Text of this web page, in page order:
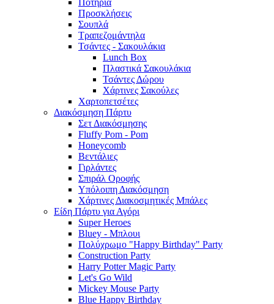
Προσκλήσεις
Σουπλά
Τραπεζομάντηλα
Τσάντες - Σακουλάκια
Lunch Box
Πλαστικά Σακουλάκια
Τσάντες Δώρου
Χάρτινες Σακούλες
Χαρτοπετσέτες
Διακόσμηση Πάρτυ
Σετ Διακόσμησης
Fluffy Pom - Pom
Honeycomb
Βεντάλιες
Γιρλάντες
Σπιράλ Οροφής
Υπόλοιπη Διακόσμηση
Χάρτινες Διακοσμητικές Μπάλες
Είδη Πάρτυ για Αγόρι
Super Heroes
Bluey - Μπλουι
Πολύχρωμο "Happy Birthday" Party
Construction Party
Harry Potter Magic Party
Let's Go Wild
Mickey Mouse Party
Blue Happy Birthday